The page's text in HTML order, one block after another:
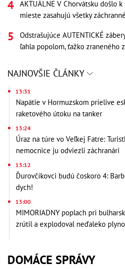
AKTUÁLNE V Chorvátsku došlo
mieste zasahujú všetky
Odstrašujúce AUTENTICKÉ
ľahla popolom, ťažko zraneného
NAJNOVŠIE ČLÁNKY
13:31
Napätie v Hormuzskom prielive
raketového útoku na tanker
13:24
Úraz na túre vo Veľkej Fatre:
nemocnice ju odviezli záchranári
13:12
Ďurovčíkovci budú čoskoro 4:
dych!
13:00
MIMORIADNY poplach pri
zrútil a explodoval neďaleko
DOMÁCE SPRÁVY